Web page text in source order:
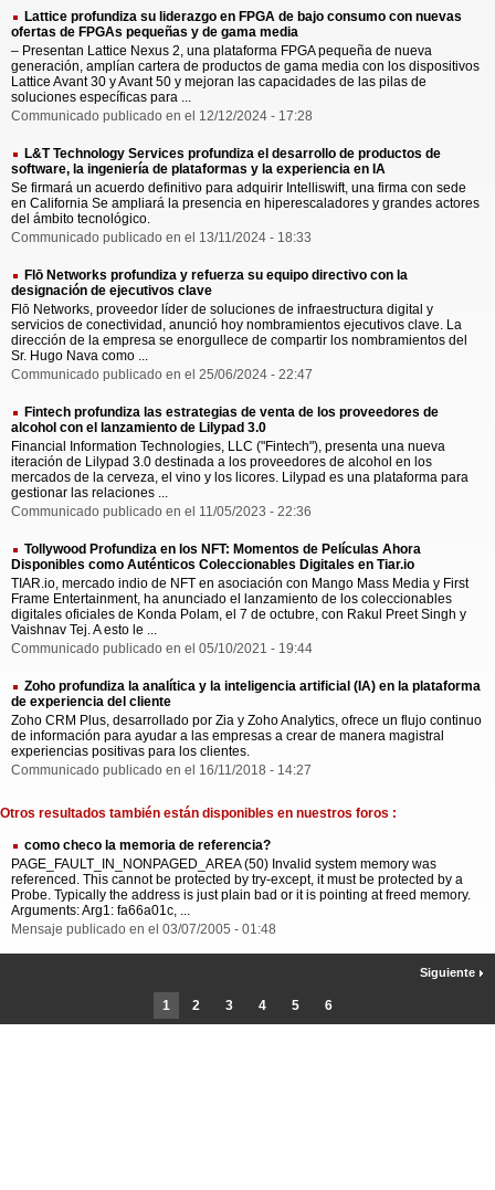
Lattice profundiza su liderazgo en FPGA de bajo consumo con nuevas
ofertas de FPGAs pequeñas y de gama media
‒ Presentan Lattice Nexus 2, una plataforma FPGA pequeña de nueva
generación, amplían cartera de productos de gama media con los dispositivos
Lattice Avant 30 y Avant 50 y mejoran las capacidades de las pilas de
soluciones específicas para ...
Communicado publicado en el 12/12/2024 - 17:28
L&T Technology Services profundiza el desarrollo de productos de
software, la ingeniería de plataformas y la experiencia en IA
Se firmará un acuerdo definitivo para adquirir Intelliswift, una firma con sede
en California Se ampliará la presencia en hiperescaladores y grandes actores
del ámbito tecnológico.
Communicado publicado en el 13/11/2024 - 18:33
Flō Networks profundiza y refuerza su equipo directivo con la
designación de ejecutivos clave
Flō Networks, proveedor líder de soluciones de infraestructura digital y
servicios de conectividad, anunció hoy nombramientos ejecutivos clave. La
dirección de la empresa se enorgullece de compartir los nombramientos del
Sr. Hugo Nava como ...
Communicado publicado en el 25/06/2024 - 22:47
Fintech profundiza las estrategias de venta de los proveedores de
alcohol con el lanzamiento de Lilypad 3.0
Financial Information Technologies, LLC ("Fintech"), presenta una nueva
iteración de Lilypad 3.0 destinada a los proveedores de alcohol en los
mercados de la cerveza, el vino y los licores. Lilypad es una plataforma para
gestionar las relaciones ...
Communicado publicado en el 11/05/2023 - 22:36
Tollywood Profundiza en los NFT: Momentos de Películas Ahora
Disponibles como Auténticos Coleccionables Digitales en Tiar.io
TIAR.io, mercado indio de NFT en asociación con Mango Mass Media y First
Frame Entertainment, ha anunciado el lanzamiento de los coleccionables
digitales oficiales de Konda Polam, el 7 de octubre, con Rakul Preet Singh y
Vaishnav Tej. A esto le ...
Communicado publicado en el 05/10/2021 - 19:44
Zoho profundiza la analítica y la inteligencia artificial (IA) en la plataforma
de experiencia del cliente
Zoho CRM Plus, desarrollado por Zia y Zoho Analytics, ofrece un flujo continuo
de información para ayudar a las empresas a crear de manera magistral
experiencias positivas para los clientes.
Communicado publicado en el 16/11/2018 - 14:27
Otros resultados también están disponibles en nuestros foros :
como checo la memoria de referencia?
PAGE_FAULT_IN_NONPAGED_AREA (50) Invalid system memory was
referenced. This cannot be protected by try-except, it must be protected by a
Probe. Typically the address is just plain bad or it is pointing at freed memory.
Arguments: Arg1: fa66a01c, ...
Mensaje publicado en el 03/07/2005 - 01:48
1 2 3 4 5 6
Siguiente